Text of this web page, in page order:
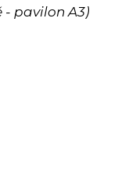
- pavilon A3)